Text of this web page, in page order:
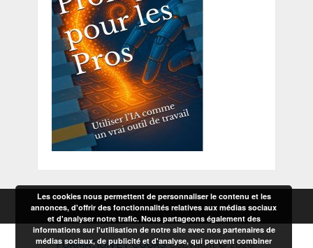
FORMATION ET COURSCopyright © 2026.
Les cookies nous permettent de personnaliser le contenu et les
annonces, d'offrir des fonctionnalités relatives aux médias sociaux
et d'analyser notre trafic. Nous partageons également des
informations sur l'utilisation de notre site avec nos partenaires de
médias sociaux, de publicité et d'analyse, qui peuvent combiner